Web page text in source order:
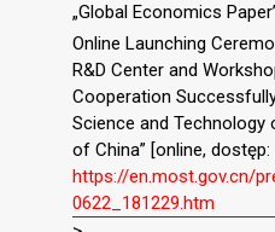
„Global Economics
Online Launching
R&D Center and
Cooperation
Science and Technology
of China” [online, dostęp:
https://en.most.gov.cn/
0622_181229.htm